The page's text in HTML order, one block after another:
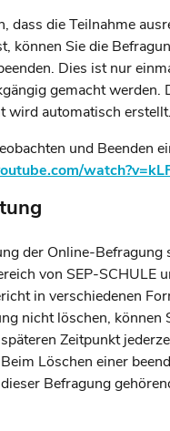
dass die Teilnahme
können Sie die
Dies ist nur
gemacht werden.
wird automatisch erstellt.
und Beenden
der Online-Befragung
von SEP-SCHULE
in verschiedenen
nicht löschen, können
Zeitpunkt
Löschen einer
Befragung